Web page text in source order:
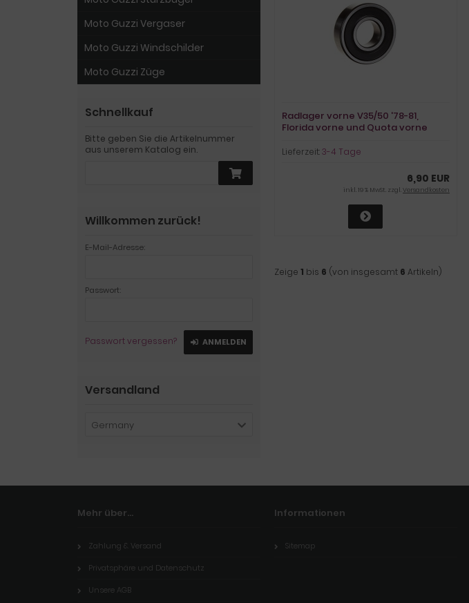
Radlager vorne V35/50 '78-81,
Florida vorne und Quota vorne
Lieferzeit:3-4 Tage
6,90 EUR
inkl. 19 % MwSt. zzgl.Versandkosten
Zeige 1 bis 6 (von insgesamt 6 Artikeln)
Moto Guzzi Vergaser
Moto Guzzi Windschilder
Moto Guzzi Züge
Schnellkauf
Bitte geben Sie die Artikelnummer
aus unserem Katalog ein.
Willkommen zurück!
E-Mail-Adresse:
Passwort:
Passwort vergessen? ANMELDEN
Versandland
Germany
Mehr über...
Zahlung & Versand
Privatsphäre und Datenschutz
Unsere AGB
Informationen
Sitemap